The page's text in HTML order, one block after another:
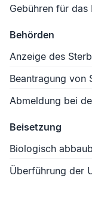
Gebühren für das
Behörden
Anzeige des
Beantragung von
Abmeldung bei
Beisetzung
Biologisch
Überführung der